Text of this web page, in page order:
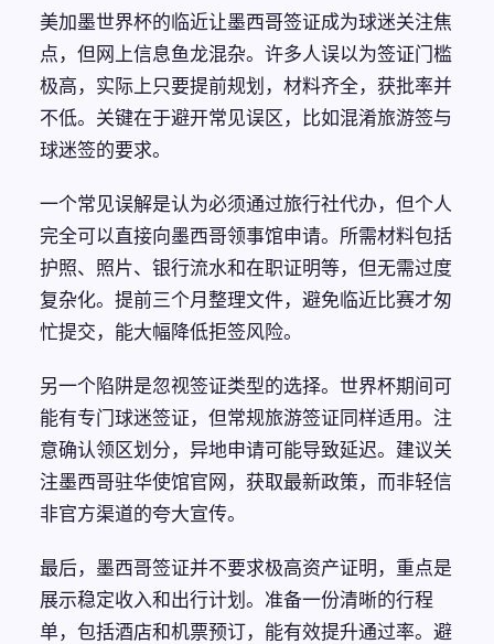
美加墨世界杯的临近让墨西哥签证成为球迷关注焦
点，但网上信息鱼龙混杂。许多人误以为签证门槛
极高，实际上只要提前规划，材料齐全，获批率并
不低。关键在于避开常见误区，比如混淆旅游签与
球迷签的要求。
一个常见误解是认为必须通过旅行社代办，但个人
完全可以直接向墨西哥领事馆申请。所需材料包括
护照、照片、银行流水和在职证明等，但无需过度
复杂化。提前三个月整理文件，避免临近比赛才匆
忙提交，能大幅降低拒签风险。
另一个陷阱是忽视签证类型的选择。世界杯期间可
能有专门球迷签证，但常规旅游签证同样适用。注
意确认领区划分，异地申请可能导致延迟。建议关
注墨西哥驻华使馆官网，获取最新政策，而非轻信
非官方渠道的夸大宣传。
最后，墨西哥签证并不要求极高资产证明，重点是
展示稳定收入和出行计划。准备一份清晰的行程
单，包括酒店和机票预订，能有效提升通过率。避